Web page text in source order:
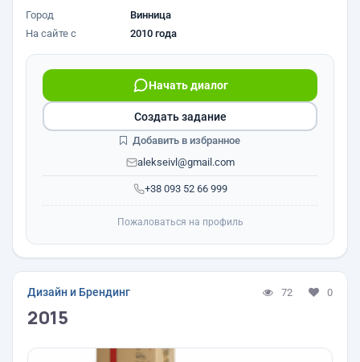
Город
Винница
На сайте с
2010 года
+38 093 52 66 999
Начать диалог
alekseivl@gmail.com
Создать задание
Добавить в избранное
Пожаловаться на профиль
Дизайн и Брендинг 72 0
2015